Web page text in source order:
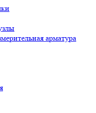
арматура